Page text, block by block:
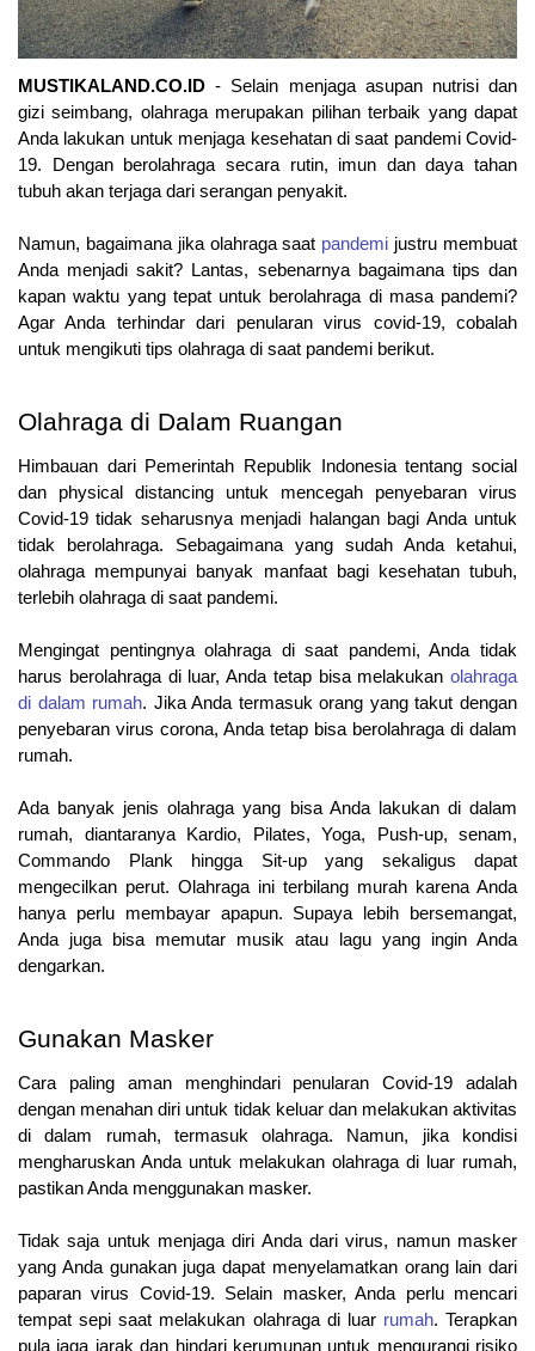
MUSTIKALAND.CO.ID - Selain menjaga asupan nutrisi dan
gizi seimbang, olahraga merupakan pilihan terbaik yang dapat
Anda lakukan untuk menjaga kesehatan di saat pandemi Covid-
19. Dengan berolahraga secara rutin, imun dan daya tahan
tubuh akan terjaga dari serangan penyakit.
Namun, bagaimana jika olahraga saat pandemi justru membuat
Anda menjadi sakit? Lantas, sebenarnya bagaimana tips dan
kapan waktu yang tepat untuk berolahraga di masa pandemi?
Agar Anda terhindar dari penularan virus covid-19, cobalah
untuk mengikuti tips olahraga di saat pandemi berikut.
Olahraga di Dalam Ruangan
Himbauan dari Pemerintah Republik Indonesia tentang social
dan physical distancing untuk mencegah penyebaran virus
Covid-19 tidak seharusnya menjadi halangan bagi Anda untuk
tidak berolahraga. Sebagaimana yang sudah Anda ketahui,
olahraga mempunyai banyak manfaat bagi kesehatan tubuh,
terlebih olahraga di saat pandemi.
Mengingat pentingnya olahraga di saat pandemi, Anda tidak
harus berolahraga di luar, Anda tetap bisa melakukan olahraga
di dalam rumah. Jika Anda termasuk orang yang takut dengan
penyebaran virus corona, Anda tetap bisa berolahraga di dalam
rumah.
Ada banyak jenis olahraga yang bisa Anda lakukan di dalam
rumah, diantaranya Kardio, Pilates, Yoga, Push-up, senam,
Commando Plank hingga Sit-up yang sekaligus dapat
mengecilkan perut. Olahraga ini terbilang murah karena Anda
hanya perlu membayar apapun. Supaya lebih bersemangat,
Anda juga bisa memutar musik atau lagu yang ingin Anda
dengarkan.
Gunakan Masker
Cara paling aman menghindari penularan Covid-19 adalah
dengan menahan diri untuk tidak keluar dan melakukan aktivitas
di dalam rumah, termasuk olahraga. Namun, jika kondisi
mengharuskan Anda untuk melakukan olahraga di luar rumah,
pastikan Anda menggunakan masker.
Tidak saja untuk menjaga diri Anda dari virus, namun masker
yang Anda gunakan juga dapat menyelamatkan orang lain dari
paparan virus Covid-19. Selain masker, Anda perlu mencari
tempat sepi saat melakukan olahraga di luar rumah. Terapkan
pula jaga jarak dan hindari kerumunan untuk mengurangi risiko